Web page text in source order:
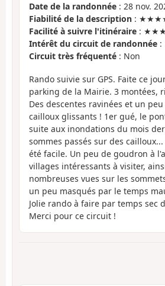
Date de la randonnée : 28 nov.
Fiabilité de la description :
Facilité à suivre l'itinéraire :
Intérêt du circuit de randonnée
Circuit très fréquenté : Non
Rando suivie sur GPS. Faite ce
parking de la Mairie. 3 montées,
Des descentes ravinées et un
cailloux glissants ! 1er gué, le
suite aux inondations du mois
sommes passés sur des
été facile. Un peu de goudron à
villages intéressants à visiter,
nombreuses vues sur les
un peu masqués par le temps
Jolie rando à faire par temps sec
Merci pour ce circuit !